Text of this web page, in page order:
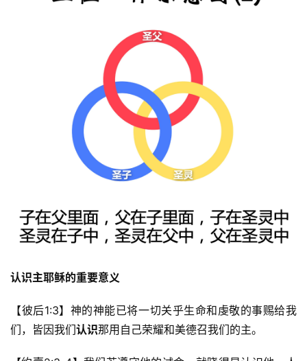
讲
座
赞
敬
拜
认识主耶稣的重要意义
【彼后1:3】神的神能已将一切关乎生命和虔敬的事赐给我
们，皆因我们认识那用自己荣耀和美德召我们的主。